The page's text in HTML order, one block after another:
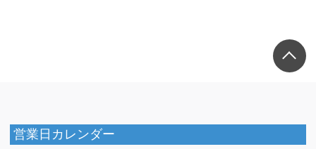
営業日カレンダー